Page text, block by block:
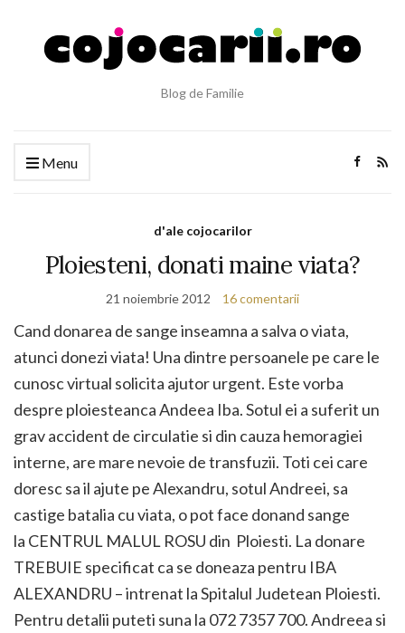
Blog de Familie
Menu
d'ale cojocarilor
Ploiesteni, donati maine viata?
21 noiembrie 2012 16 comentarii
Cand donarea de sange inseamna a salva o viata,
atunci donezi viata! Una dintre persoanele pe care le
cunosc virtual solicita ajutor urgent. Este vorba
despre ploiesteanca Andeea Iba. Sotul ei a suferit un
grav accident de circulatie si din cauza hemoragiei
interne, are mare nevoie de transfuzii. Toti cei care
doresc sa il ajute pe Alexandru, sotul Andreei, sa
castige batalia cu viata, o pot face donand sange
la CENTRUL MALUL ROSU din Ploiesti. La donare
TREBUIE specificat ca se doneaza pentru IBA
ALEXANDRU – intrenat la Spitalul Judetean Ploiesti.
Pentru detalii puteti suna la 072 7357 700. Andreea si